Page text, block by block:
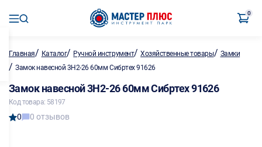
0
Главная/ Каталог/ Ручной инструмент/Хозяйственные товары/ Замки
/ Замок навесной 3Н2-26 60мм Сибртех 91626
Замок навесной 3Н2-26 60мм Сибртех 91626
Код товара: 58197
0 0 отзывов